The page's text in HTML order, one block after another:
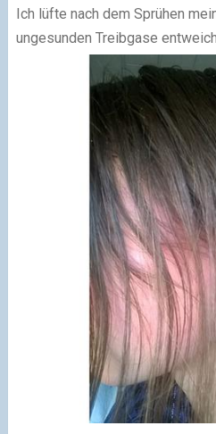
Ich lüfte nach dem Sprühen
ungesunden Treibgase